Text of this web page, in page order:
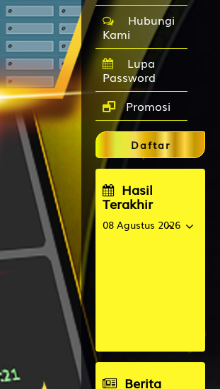
Hubungi
Kami
Lupa
Password
Promosi
Daftar
Hasil
Terakhir
08 Agustus 2026
KENTUCKYMID
4587
Berita